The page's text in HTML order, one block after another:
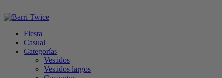
Fiesta
Casual
Categorías
Vestidos
Vestidos largos